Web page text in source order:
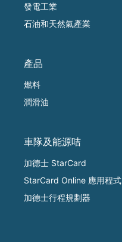
發電工業
石油和天然氣產業
產品
燃料
潤滑油
車隊及能源咭
加德士 StarCard
StarCard Online 應用程式
加德士行程規劃器